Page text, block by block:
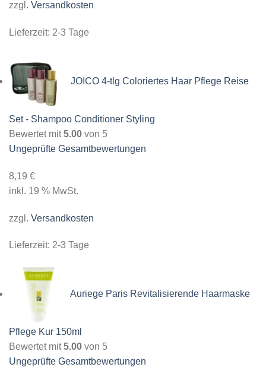
zzgl. Versandkosten
Lieferzeit: 2-3 Tage
JOICO 4-tlg Coloriertes Haar Pflege Reise
Set - Shampoo Conditioner Styling
Bewertet mit5.00 von 5
Ungeprüfte Gesamtbewertungen
8,19 €
inkl. 19 % MwSt.
zzgl. Versandkosten
Lieferzeit: 2-3 Tage
Auriege Paris Revitalisierende Haarmaske
Pflege Kur 150ml
Bewertet mit5.00 von 5
Ungeprüfte Gesamtbewertungen